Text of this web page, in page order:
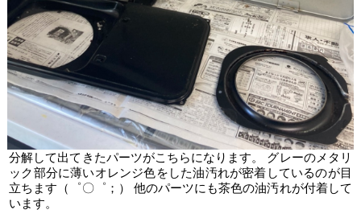
分解して出てきたパーツがこちらになります。 グレーのメタリ
ック部分に薄いオレンジ色をした油汚れが密着しているのが目
立ちます（゜〇゜；） 他のパーツにも茶色の油汚れが付着して
います。